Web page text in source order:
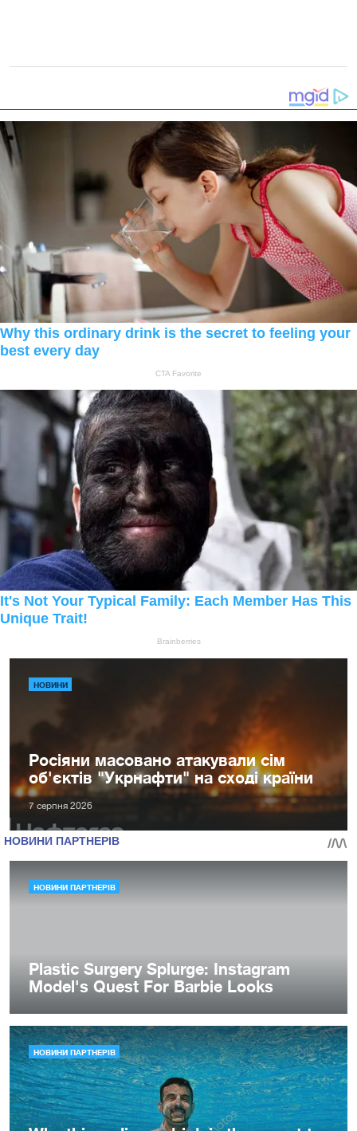
НОВИНИ
Росіяни масовано атакували сім
об'єктів "Укрнафти" на сході країни
7 серпня 2026